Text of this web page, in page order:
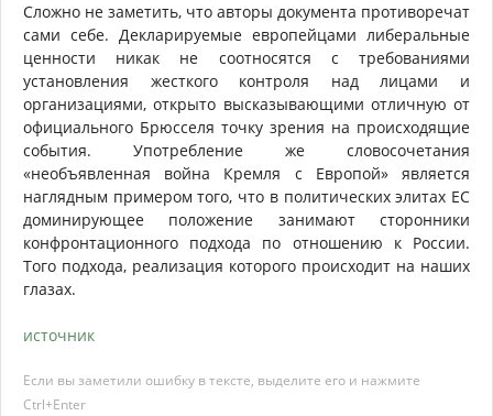
Сложно не заметить, что авторы документа противоречат
сами себе. Декларируемые европейцами либеральные
ценности никак не соотносятся с требованиями
установления жесткого контроля над лицами и
организациями, открыто высказывающими отличную от
официального Брюсселя точку зрения на происходящие
события. Употребление же словосочетания
«необъявленная война Кремля с Европой» является
наглядным примером того, что в политических элитах ЕС
доминирующее положение занимают сторонники
конфронтационного подхода по отношению к России.
Того подхода, реализация которого происходит на наших
глазах.
источник
Если вы заметили ошибку в тексте, выделите его и нажмите
Ctrl+Enter